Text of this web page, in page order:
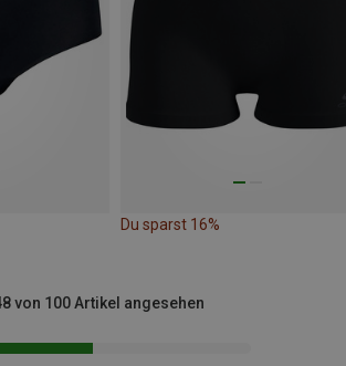
Du sparst 16%
von 100 Artikel angesehen